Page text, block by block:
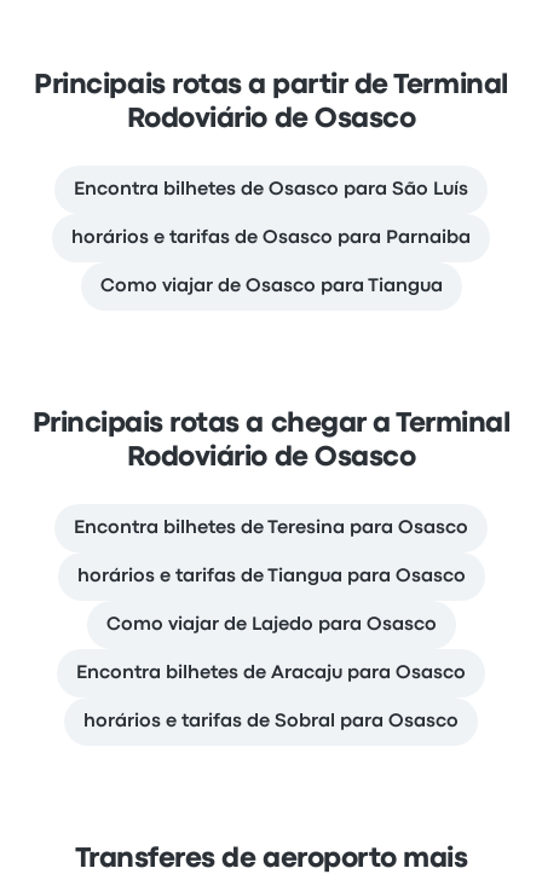
Principais rotas a partir de Terminal
Rodoviário de Osasco
Encontra bilhetes de Osasco para São Luís
horários e tarifas de Osasco para Parnaiba
Como viajar de Osasco para Tiangua
Principais rotas a chegar a Terminal
Rodoviário de Osasco
Encontra bilhetes de Teresina para Osasco
horários e tarifas de Tiangua para Osasco
Como viajar de Lajedo para Osasco
Encontra bilhetes de Aracaju para Osasco
horários e tarifas de Sobral para Osasco
Transferes de aeroporto mais